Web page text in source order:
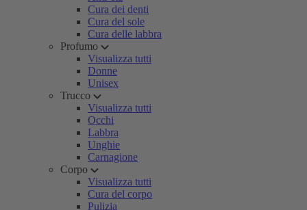
Cura dei denti
Cura del sole
Cura delle labbra
Profumo
Visualizza tutti
Donne
Unisex
Trucco
Visualizza tutti
Occhi
Labbra
Unghie
Carnagione
Corpo
Visualizza tutti
Cura del corpo
Pulizia